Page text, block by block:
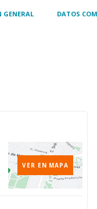
GENERAL DATOS
VER EN MAPA